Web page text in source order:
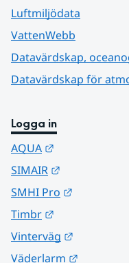
Luftmiljödata
VattenWebb
Datavärdskap,
Datavärdskap för
Logga in
AQUA
SIMAIR
SMHI Pro
Timbr
Vinterväg
Väderlarm